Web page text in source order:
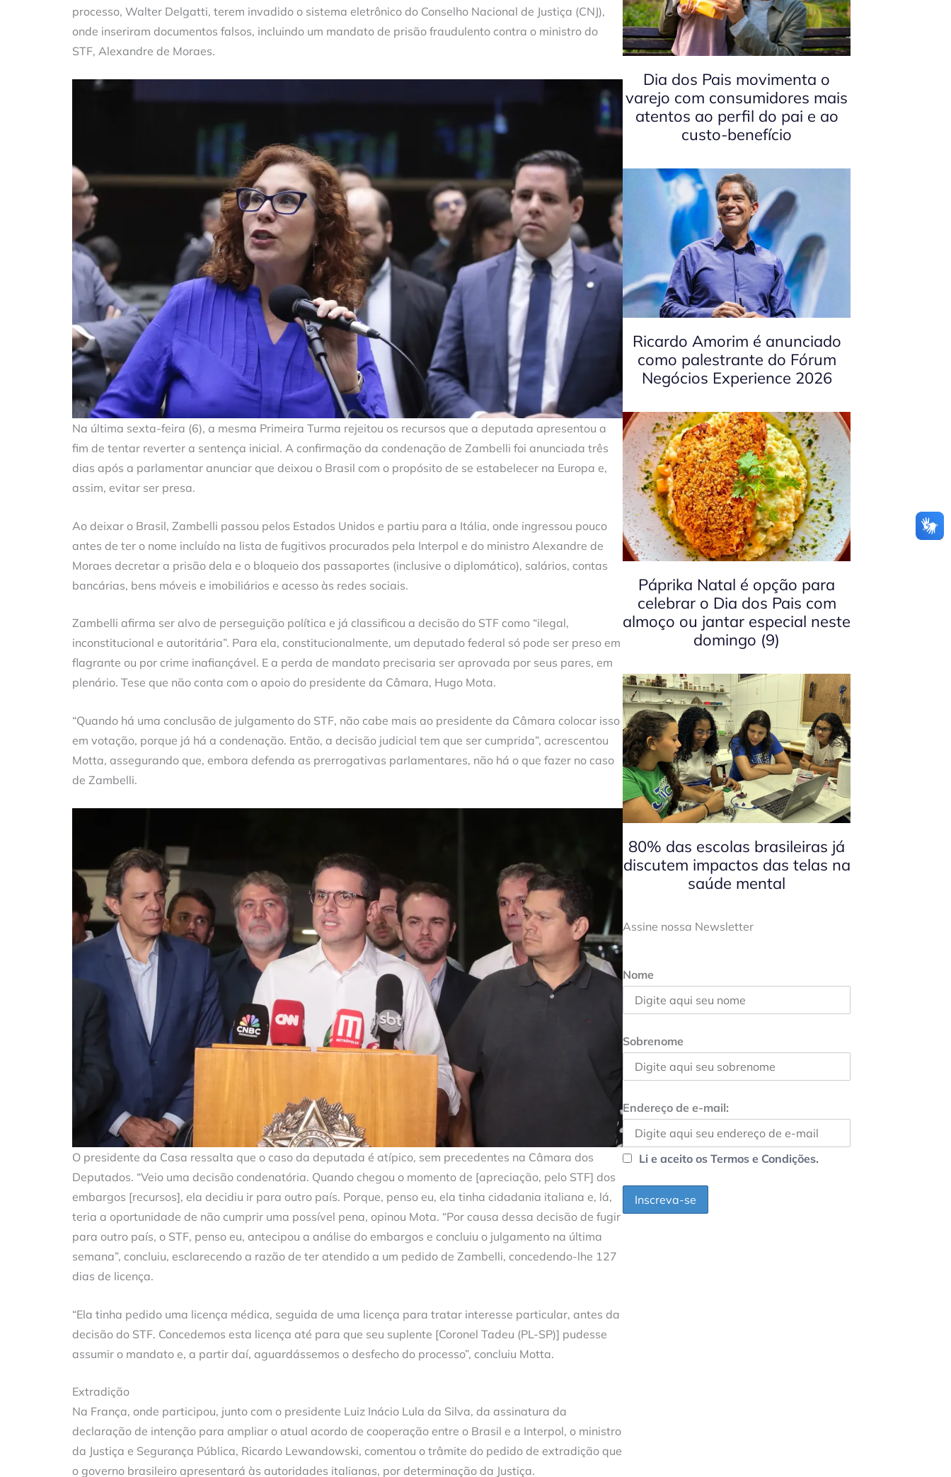
processo, Walter Delgatti, terem invadido o sistema eletrônico do Conselho Nacional de Justiça (CNJ),
onde inseriram documentos falsos, incluindo um mandato de prisão fraudulento contra o ministro do
STF, Alexandre de Moraes.
Na última sexta-feira (6), a mesma Primeira Turma rejeitou os recursos que a deputada apresentou a
fim de tentar reverter a sentença inicial. A confirmação da condenação de Zambelli foi anunciada três
dias após a parlamentar anunciar que deixou o Brasil com o propósito de se estabelecer na Europa e,
assim, evitar ser presa.
Ao deixar o Brasil, Zambelli passou pelos Estados Unidos e partiu para a Itália, onde ingressou pouco
antes de ter o nome incluído na lista de fugitivos procurados pela Interpol e do ministro Alexandre de
Moraes decretar a prisão dela e o bloqueio dos passaportes (inclusive o diplomático), salários, contas
bancárias, bens móveis e imobiliários e acesso às redes sociais.
Zambelli afirma ser alvo de perseguição política e já classificou a decisão do STF como “ilegal,
inconstitucional e autoritária”. Para ela, constitucionalmente, um deputado federal só pode ser preso em
flagrante ou por crime inafiançável. E a perda de mandato precisaria ser aprovada por seus pares, em
plenário. Tese que não conta com o apoio do presidente da Câmara, Hugo Mota.
“Quando há uma conclusão de julgamento do STF, não cabe mais ao presidente da Câmara colocar isso
em votação, porque já há a condenação. Então, a decisão judicial tem que ser cumprida”, acrescentou
Motta, assegurando que, embora defenda as prerrogativas parlamentares, não há o que fazer no caso
de Zambelli.
O presidente da Casa ressalta que o caso da deputada é atípico, sem precedentes na Câmara dos
Deputados. “Veio uma decisão condenatória. Quando chegou o momento de [apreciação, pelo STF] dos
embargos [recursos], ela decidiu ir para outro país. Porque, penso eu, ela tinha cidadania italiana e, lá,
teria a oportunidade de não cumprir uma possível pena, opinou Mota. “Por causa dessa decisão de fugir
para outro país, o STF, penso eu, antecipou a análise do embargos e concluiu o julgamento na última
semana”, concluiu, esclarecendo a razão de ter atendido a um pedido de Zambelli, concedendo-lhe 127
dias de licença.
“Ela tinha pedido uma licença médica, seguida de uma licença para tratar interesse particular, antes da
decisão do STF. Concedemos esta licença até para que seu suplente [Coronel Tadeu (PL-SP)] pudesse
assumir o mandato e, a partir daí, aguardássemos o desfecho do processo”, concluiu Motta.
Extradição
Na França, onde participou, junto com o presidente Luiz Inácio Lula da Silva, da assinatura da
declaração de intenção para ampliar o atual acordo de cooperação entre o Brasil e a Interpol, o ministro
da Justiça e Segurança Pública, Ricardo Lewandowski, comentou o trâmite do pedido de extradição que
o governo brasileiro apresentará às autoridades italianas, por determinação da Justiça.
Dia dos Pais movimenta o
varejo com consumidores mais
atentos ao perfil do pai e ao
custo-benefício
Ricardo Amorim é anunciado
como palestrante do Fórum
Negócios Experience 2026
Páprika Natal é opção para
celebrar o Dia dos Pais com
almoço ou jantar especial neste
domingo (9)
80% das escolas brasileiras já
discutem impactos das telas na
saúde mental
Assine nossa Newsletter
Nome
Sobrenome
Endereço de e-mail:
Li e aceito os Termos e Condições.